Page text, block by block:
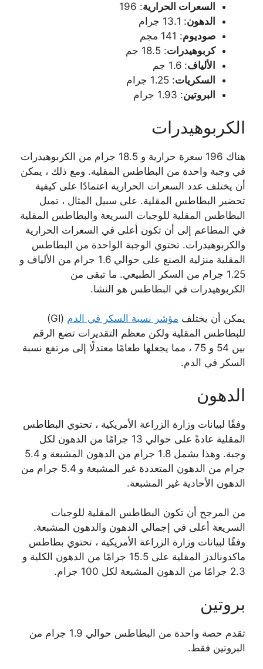
السعرات الحرارية: 196
الدهون: 13.1 جرام
صوديوم: 141 مجم
كربوهيدرات: 18.5 جم
الألياف: 1.6 جم
السكريات: 1.25 جرام
البروتين: 1.93 جرام
الكربوهيدرات
هناك 196 سعرة حرارية و 18.5 جرام من الكربوهيدرات
في وجبة واحدة من البطاطس المقلية. ومع ذلك ، يمكن
أن يختلف عدد السعرات الحرارية اعتمادًا على كيفية
تحضير البطاطس المقلية. على سبيل المثال ، تميل
البطاطس المقلية للوجبات السريعة والبطاطس المقلية
في المطاعم إلى أن تكون أعلى في السعرات الحرارية
والكربوهيدرات. تحتوي الوجبة الواحدة من البطاطس
المقلية منزلية الصنع على حوالي 1.6 جرام من الألياف و
1.25 جرام من السكر الطبيعي. ما تبقى من
الكربوهيدرات في البطاطس هو النشا.
يمكن أن يختلف مؤشر نسبة السكر في الدم
(GI)
للبطاطس المقلية ولكن معظم التقديرات تضع الرقم
بين 54 و 75 ، مما يجعلها طعامًا معتدلًا إلى مرتفع نسبة
السكر في الدم.
الدهون
وفقًا لبيانات وزارة الزراعة الأمريكية ، تحتوي البطاطس
المقلية عادةً على حوالي 13 جرامًا من الدهون لكل
وجبة. وهذا يشمل 1.8 جرام من الدهون المشبعة و 5.4
جرام من الدهون المتعددة غير المشبعة و 5.4 جرام من
الدهون الأحادية غير المشبعة.
من المرجح أن تكون البطاطس المقلية للوجبات
السريعة أعلى في إجمالي الدهون والدهون المشبعة.
وفقًا لبيانات وزارة الزراعة الأمريكية ، تحتوي بطاطس
ماكدونالدز المقلية على 15.5 جرامًا من الدهون الكلية و
2.3 جرامًا من الدهون المشبعة لكل 100 جرام.
بروتين
تقدم حصة واحدة من البطاطس حوالي 1.9 جرام من
البروتين فقط.